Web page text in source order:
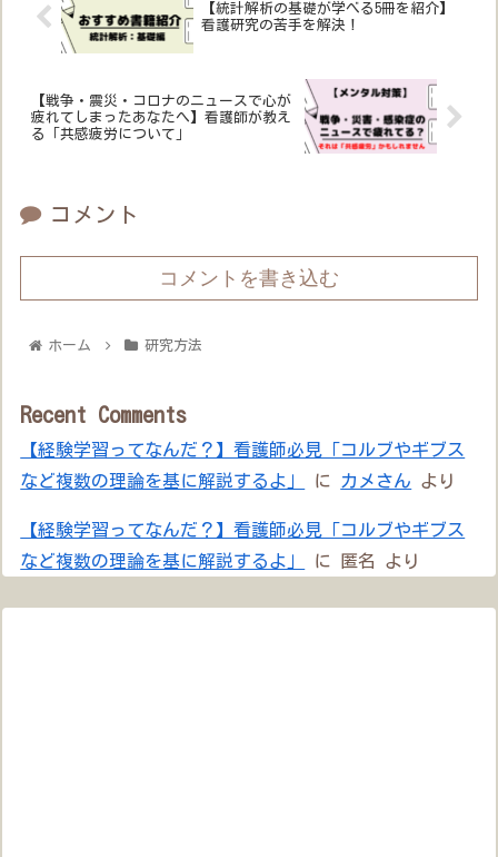
【統計解析の基礎が学べる5冊を紹介】
看護研究の苦手を解決！
【戦争・震災・コロナのニュースで心が
疲れてしまったあなたへ】看護師が教え
る「共感疲労について」
コメント
コメントを書き込む
ホーム 研究方法
Recent Comments
【経験学習ってなんだ？】看護師必見「コルブやギブス
など複数の理論を基に解説するよ」
に カメさん より
【経験学習ってなんだ？】看護師必見「コルブやギブス
など複数の理論を基に解説するよ」
に 匿名 より